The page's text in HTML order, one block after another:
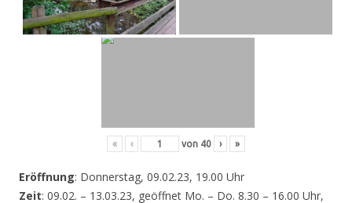
« ‹ von 40 › »
Eröffnung: Donnerstag, 09.02.23, 19.00 Uhr
Zeit: 09.02. – 13.03.23, geöffnet Mo. – Do. 8.30 – 16.00 Uhr,